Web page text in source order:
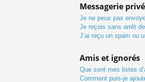
Messagerie
Je ne peux pas
Je reçois sans arrêt
J’ai reçu un spam ou
Amis et ignorés
Que sont mes listes
Comment puis-je